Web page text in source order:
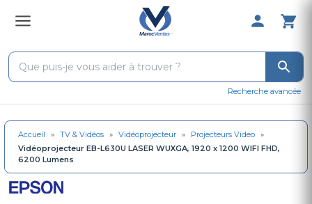
0 Produit
Recherche avancée
Accueil » TV & Vidéos » Vidéoprojecteur » Projecteurs Video »
Vidéoprojecteur EB-L630U LASER WUXGA, 1920 x 1200 WIFI FHD,
6200 Lumens